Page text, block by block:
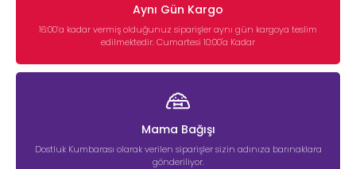
Aynı Gün Kargo
16:00’a kadar vermiş olduğunuz siparişler aynı gün kargoya teslim
edilmektedir. Cumartesi 10:00'a Kadar
Mama Bağışı
Dostluk Kumbarası olarak verilen siparişler sizin adınıza barınaklara
gönderiliyor.